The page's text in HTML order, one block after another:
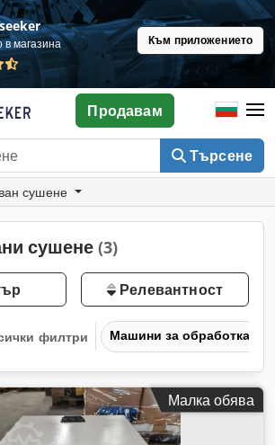
в магазина Към приложението
Търсене
Продавам
сушене
сушене (3)
Релевантност
филтри Машини за обработка
Малка обява